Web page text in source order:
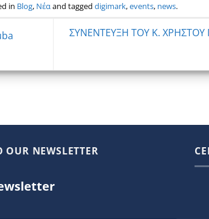
in Blog, Νέαand tagged digimark,events, news.
ΣΥΝΕΝΤΕΥΞΗ ΤΟΥ Κ. ΧΡΗΣΤΟΥ
OUR NEWSLETTER